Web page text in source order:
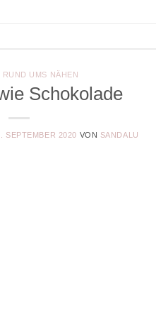
RUND UMS NÄHEN
Schokolade
SEPTEMBER 2020 VON SANDALU